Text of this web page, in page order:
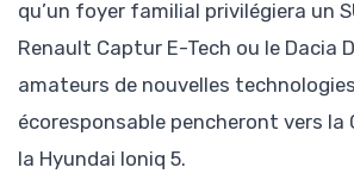
qu’un foyer familial privilégiera un
Renault Captur E-Tech ou le Dacia
amateurs de nouvelles
écoresponsable pencheront vers la
la Hyundai Ioniq 5.